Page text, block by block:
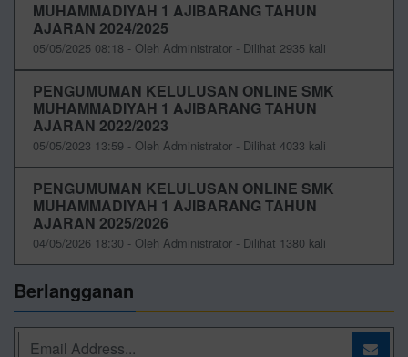
MUHAMMADIYAH 1 AJIBARANG TAHUN
AJARAN 2024/2025
05/05/2025 08:18 - Oleh Administrator - Dilihat 2935 kali
PENGUMUMAN KELULUSAN ONLINE SMK
MUHAMMADIYAH 1 AJIBARANG TAHUN
AJARAN 2022/2023
05/05/2023 13:59 - Oleh Administrator - Dilihat 4033 kali
PENGUMUMAN KELULUSAN ONLINE SMK
MUHAMMADIYAH 1 AJIBARANG TAHUN
AJARAN 2025/2026
04/05/2026 18:30 - Oleh Administrator - Dilihat 1380 kali
Berlangganan